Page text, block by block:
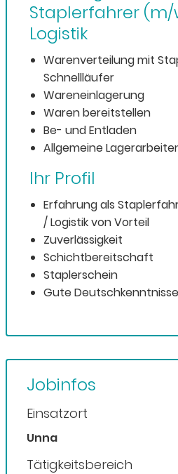
Staplerfahrer
Logistik
Warenverteilung mit
Schnellläufer
Wareneinlagerung
Waren bereitstellen
Be- und Entladen
Allgemeine
Ihr Profil
Erfahrung als
/ Logistik von Vorteil
Zuverlässigkeit
Schichtbereitschaft
Staplerschein
Gute Deutschkenntnisse
Jobinfos
Einsatzort
Unna
Tätigkeitsbereich